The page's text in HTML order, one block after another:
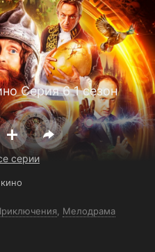
Серия 6 1 сезон
серии
Мелодрама
соглашение
Для партнёров
промокод
каналы Контакты